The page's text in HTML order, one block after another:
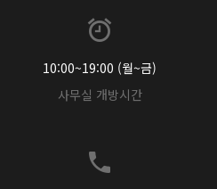
10:00~19:00 (월~금)
사무실 개방시간